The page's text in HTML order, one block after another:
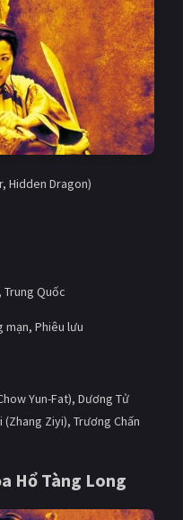
đình
sử
sử
Nam
Hidden Dragon)
Quốc
mạn, Phiêu lưu
Yun-Fat), Dương Tử
Ziyi), Trương Chấn
Hổ Tàng Long